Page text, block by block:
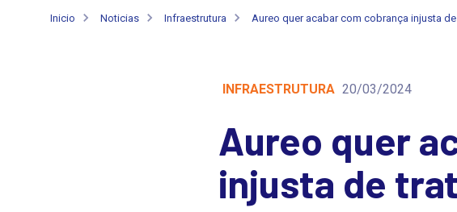
Inicio Noticias Infraestrutura Aureo quer acabar com cobrança injusta
INFRAESTRUTURA 20/03/2024
Aureo quer
injusta de